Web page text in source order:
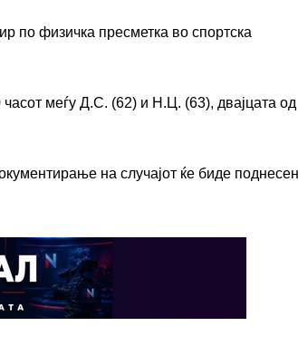
по физичка пресметка во спортска
меѓу Д.С. (62) и Н.Ц. (63), двајцата од
на случајот ќе биде поднесен